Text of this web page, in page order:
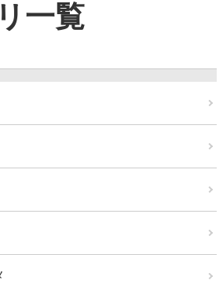
一覧